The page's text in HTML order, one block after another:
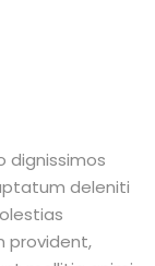
dignissimos
deleniti
provident,